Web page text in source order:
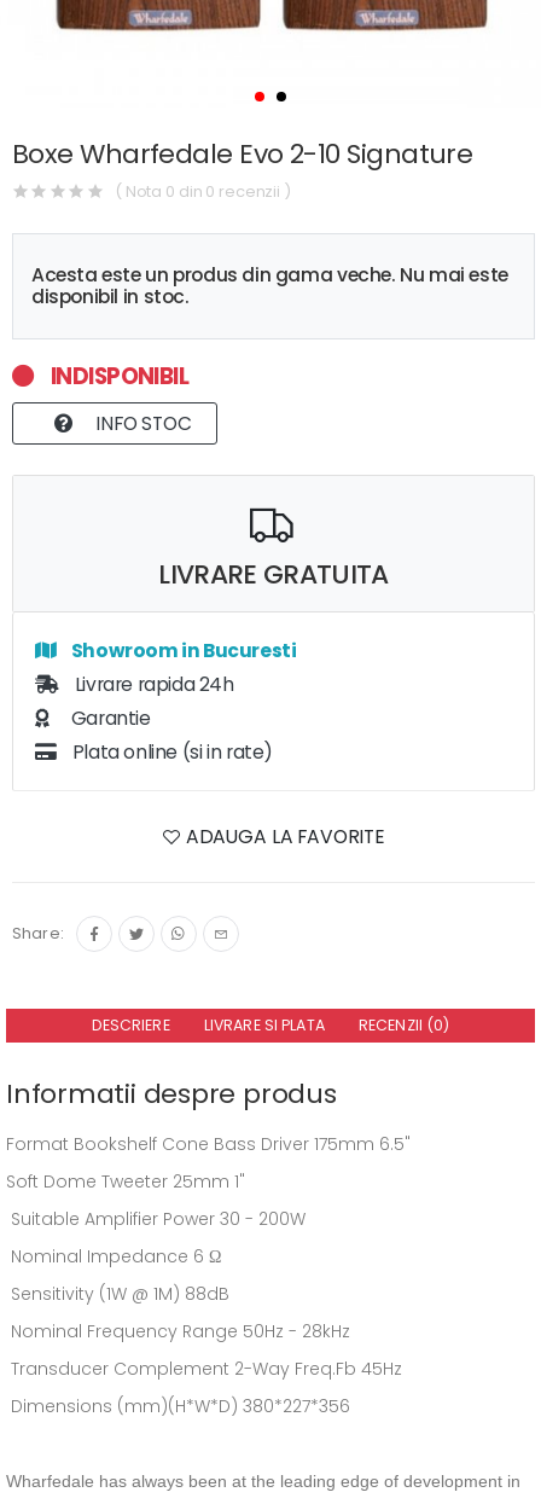
Boxe Wharfedale Evo 2-10 Signature
( Nota 0 din 0 recenzii )
Acesta este un produs din gama veche. Nu mai este
disponibil in stoc.
INDISPONIBIL
INFO STOC
LIVRARE GRATUITA
Showroom in Bucuresti
Livrare rapida 24h
Garantie
Plata online (si in rate)
ADAUGA LA FAVORITE
Share:
DESCRIERE LIVRARE SI PLATA RECENZII (0)
Informatii despre produs
Format Bookshelf Cone Bass Driver 175mm 6.5"
Soft Dome Tweeter 25mm 1"
Suitable Amplifier Power 30 - 200W
Nominal Impedance 6 Ω
Sensitivity (1W @ 1M) 88dB
Nominal Frequency Range 50Hz - 28kHz
Transducer Complement 2-Way Freq.Fb 45Hz
Dimensions (mm)(H*W*D) 380*227*356
Wharfedale has always been at the leading edge of development in